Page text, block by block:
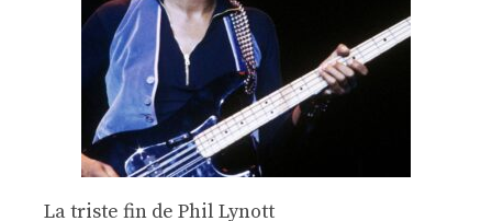
La triste fin de Phil Lynott